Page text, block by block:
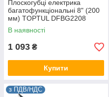
Плоскогубці електрика
багатофункціональні 8" (200
мм) TOPTUL DFBG2208
В наявності
1 093 ₴
Купити
з ПДВ/НДС